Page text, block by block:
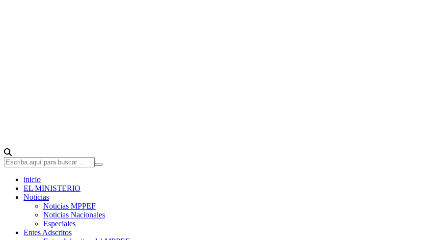
inicio
EL MINISTERIO
Noticias
Noticias MPPEF
Noticias Nacionales
Especiales
Entes Adscritos